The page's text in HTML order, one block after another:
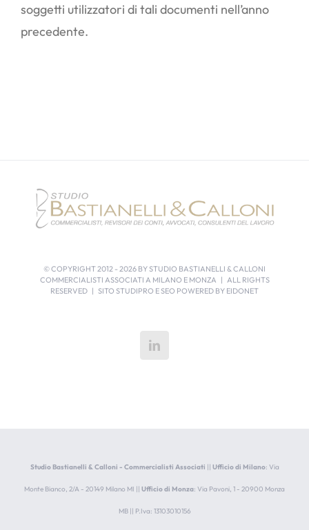
soggetti utilizzatori di tali documenti nell’anno
precedente.
© COPYRIGHT 2012 - 2026 BY STUDIO BASTIANELLI & CALLONI
COMMERCIALISTI ASSOCIATI A MILANO E MONZA | ALL RIGHTS
RESERVED | SITO STUDIPRO E SEO POWERED BY EIDONET
Studio Bastianelli & Calloni - Commercialisti Associati Ufficio di Milano: Via
Monte Bianco, 2/A - 20149 Milano MI || Ufficio di Monza: Via Pavoni, 1 - 20900 Monza
MB || P.Iva: 13103010156